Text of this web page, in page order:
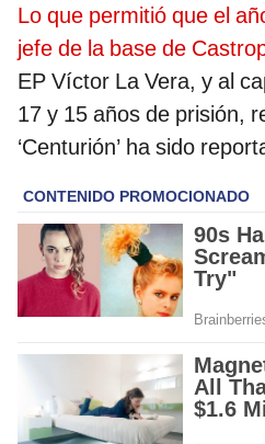
Lo que permitió que el
jefe de la base de
EP Víctor La Vera, y al
17 y 15 años de prisión,
‘Centurión’ ha sido